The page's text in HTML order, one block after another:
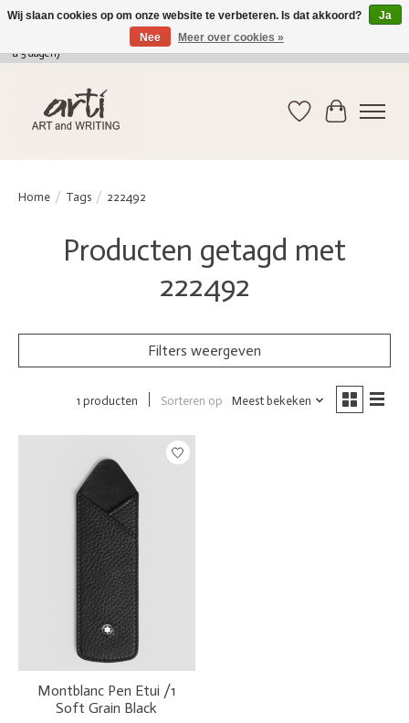
verkoop@arti-artandwriting.be/ +32 (0)471 41 82 41 / GRATIS verzending > 75 euro (2
a 5 dagen)
Verlanglijst
Home / Tags / 222492
Producten getagd met
222492
Filters weergeven
1 producten Sorteren op Meest bekeken
Montblanc Pen Etui /1
Soft Grain Black
Wij slaan cookies op om onze website te verbeteren. Is dat akkoord?
Ja
Nee
Meer over cookies »